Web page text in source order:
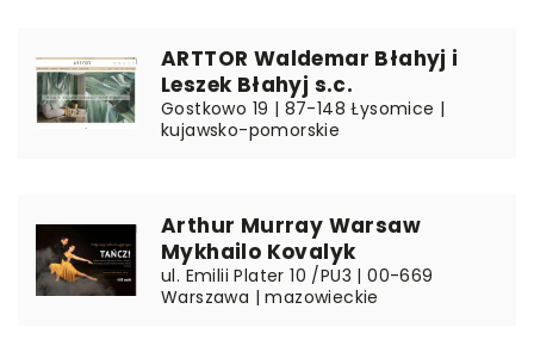
ARTTOR Waldemar Błahyj i
Leszek Błahyj s.c.
Gostkowo 19 | 87-148 Łysomice |
kujawsko-pomorskie
Arthur Murray Warsaw
Mykhailo Kovalyk
ul. Emilii Plater 10 /PU3 | 00-669
Warszawa | mazowieckie